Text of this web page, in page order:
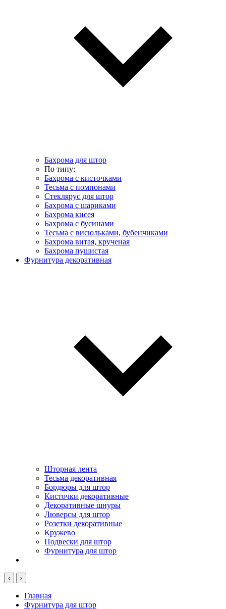
Бахрома для штор
По типу:
Бахрома с кисточками
Тесьма с помпонами
Стеклярус для штор
Бахрома с шариками
Бахрома кисея
Бахрома с бусинами
Тесьма с висюльками, бубенчиками
Бахрома витая, крученая
Бахрома пушистая
Фурнитура декоративная
Шторная лента
Тесьма декоративная
Бордюры для штор
Кисточки декоративные
Декоративные шнуры
Люверсы для штор
Розетки декоративные
Кружево
Подвески для штор
Фурнитура для штор
‹ ›
Главная
Фурнитура для штор